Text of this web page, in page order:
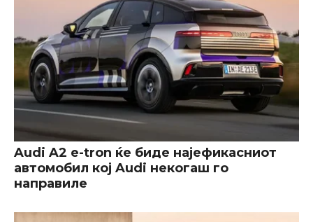
Audi A2 e-tron ќе биде најефикасниот
автомобил кој Audi некогаш го
направиле